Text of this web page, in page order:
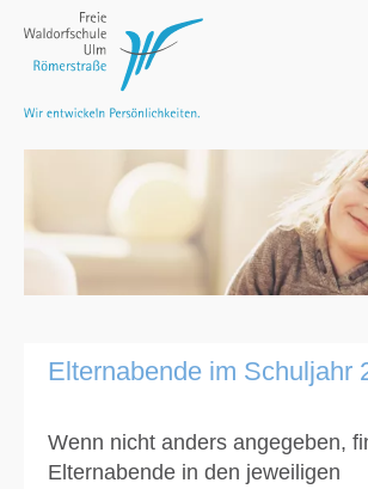
Elternabende im Schuljahr
Wenn nicht anders angegeben,
Elternabende in den jeweiligen